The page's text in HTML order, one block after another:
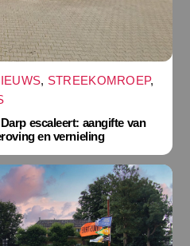
, STREEKOMROEP,
escaleert: aangifte van
en vernieling